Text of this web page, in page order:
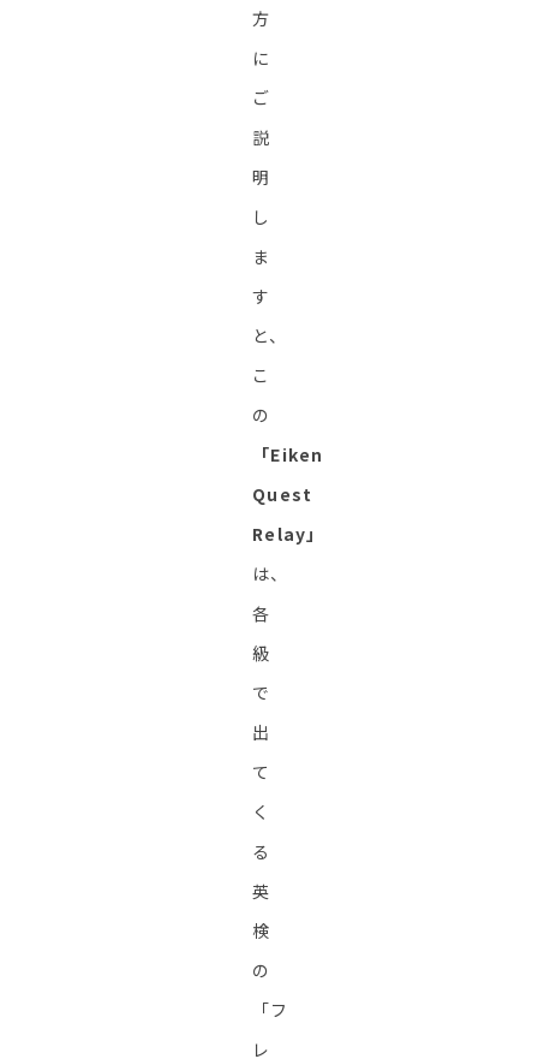
方
に
ご
説
明
し
ま
す
と、
こ
の
「Eiken
Quest
Relay」
は、
各
級
で
出
て
く
る
英
検
の
「フ
レ